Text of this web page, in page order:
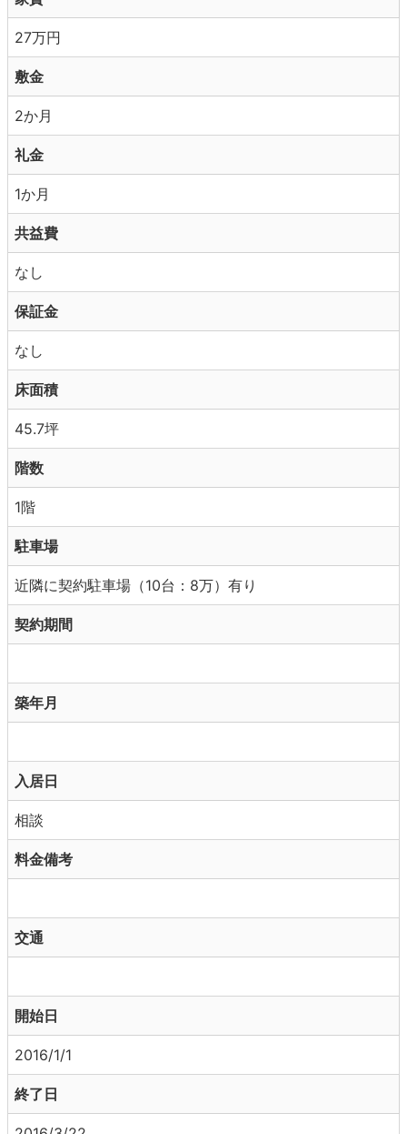
27万円
敷金
2か月
礼金
1か月
共益費
なし
保証金
なし
床面積
45.7坪
階数
1階
駐車場
近隣に契約駐車場（10台：8万）有り
契約期間
築年月
入居日
相談
料金備考
交通
開始日
2016/1/1
終了日